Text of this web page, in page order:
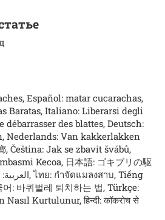
Español: matar cucarachas,
Baratas, Italiano: Liberarsi degli
débarrasser des blattes, Deutsch:
Nederlands: Van kakkerlakken
, Čeština: Jak se zbavit švábů,
Kecoa, 日本語: ゴキブリの駆
: 바퀴벌레 퇴치하는 법, Türkçe:
Kurtulunur, हिन्दी: कॉकरोच से